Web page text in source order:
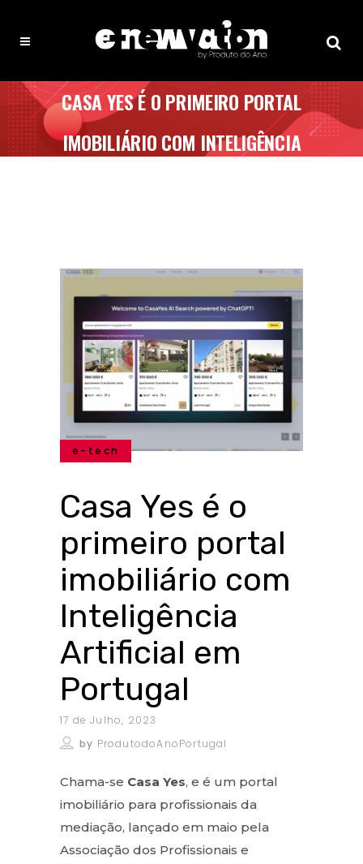
CASA YES É O PRIMEIRO PORTAL
IMOBILIÁRIO COM INTELIGÊNCIA
e-tech
Casa Yes é o
primeiro portal
imobiliário com
Inteligência
Artificial em
Portugal
17 de Julho, 2023
by ProdutodoAnoPortugal
Chama-se Casa Yes, e é um portal
imobiliário para profissionais da
mediação, lançado em maio pela
Associação dos Profissionais e